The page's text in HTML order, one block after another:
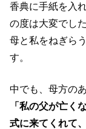
香典に手紙を入
の度は大変でし
母と私をねぎら
す。
中でも、母方の
「私の父が亡く
式に来てくれて、